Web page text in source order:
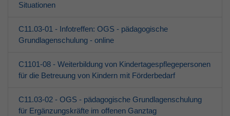
Situationen
C11.03-01 - Infotreffen: OGS - pädagogische
Grundlagenschulung - online
C1101-08 - Weiterbildung von Kindertagespflegepersonen
für die Betreuung von Kindern mit Förderbedarf
C11.03-02 - OGS - pädagogische Grundlagenschulung
für Ergänzungskräfte im offenen Ganztag